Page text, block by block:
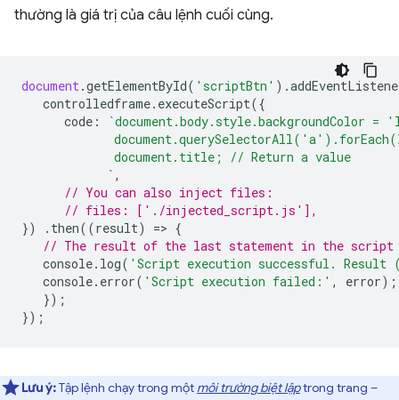
thường là giá trị của câu lệnh cuối cùng.
document.getElementById( 'scriptBtn' ).
controlledframe. executeScript({
code :
`document.body.style.backgroundColor
             document.title; // Return a value
            `
,
// You can also inject files:
// files: ['./injected_script.js'],
})
. then((result) => {
// The result of the last statement in the script
console. log( 'Script execution successful.
console. error( 'Script execution failed:' , error);
});
});
Lưu ý:Tập lệnh chạy trong một môi trường biệt lậptrong trang –